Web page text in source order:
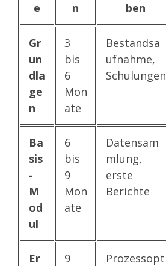
e
n
ben
Gr
un
dla
ge
n
3
bis
6
Mon
ate
Bestandsa
ufnahme,
Schulungen
Ba
sis
-
M
od
ul
6
bis
9
Mon
ate
Datensam
mlung,
erste
Berichte
Er 9 Prozessopt